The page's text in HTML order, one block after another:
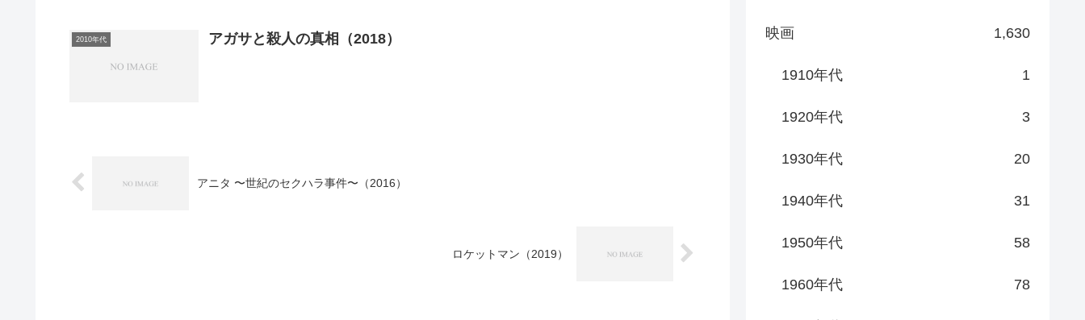
2010年代 アガサと殺人の真相（2018）
アニタ 〜世紀のセクハラ事件〜（2016）
ロケットマン（2019）
映画 1,630
1910年代 1
1920年代 3
1930年代 20
1940年代 31
1950年代 58
1960年代 78